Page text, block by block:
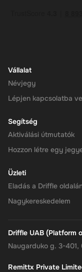
Vállalat
Névjegy
Lépjen kapcsolatba
Segítség
Aktiválási útmutatók
Hozzon létre egy
Üzleti
Eladás a Driffle
Nagykereskedelem
Driffle UAB (Platform
Naugarduko g. 3-401,
Remittx Private